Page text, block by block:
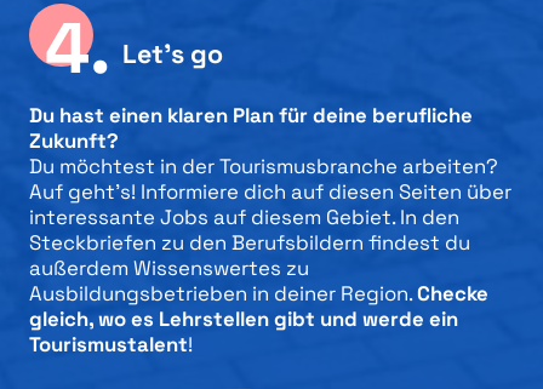
4. Let’s go
Du hast einen klaren Plan für deine berufliche
Zukunft?
Du möchtest in der Tourismusbranche arbeiten?
Auf geht’s! Informiere dich auf diesen Seiten über
interessante Jobs auf diesem Gebiet. In den
Steckbriefen zu den Berufsbildern findest du
außerdem Wissenswertes zu
Ausbildungsbetrieben in deiner Region.Checke
gleich, wo es Lehrstellen gibt und werde ein
Tourismustalent!